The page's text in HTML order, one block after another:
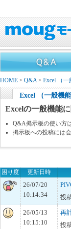
HOME > Q&A> Excel （一
Excel （一般機能
Excelの一般機能
Q&A掲示板の使い方
掲示板への投稿には
困り度 更新日時
26/07/20
10:14:34
投
26/05/13
10:15:10
再
投